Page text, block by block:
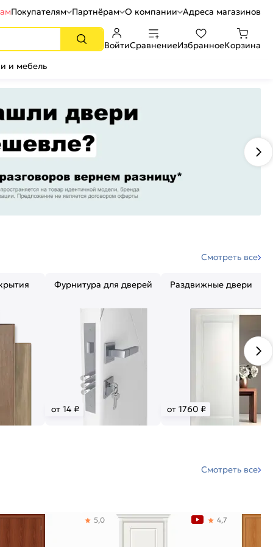
Покупателям Партнёрам О компании Адреса магазинов
ВойтиСравнениеИзбранноеКорзина
и мебель
Смотреть все
Фурнитура для дверей
от 14 ₽
Раздвижные двери
от 1760 ₽
Смотреть все
5,0 4,7